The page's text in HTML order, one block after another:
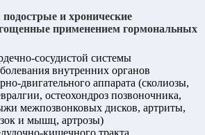
и хронические
применением гормональных
сосудистой системы
внутренних органов
двигательного аппарата (сколиозы,
остеохондроз позвоночника,
межпозвонковых дисков, артриты,
и мышц, артрозы)
кишечного тракта